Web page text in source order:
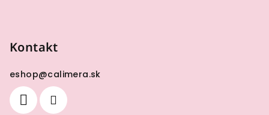
Kontakt
eshop@calimera.sk